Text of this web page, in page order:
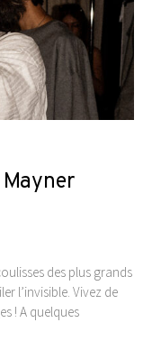
des plus grands
l’invisible. Vivez de
! A quelques